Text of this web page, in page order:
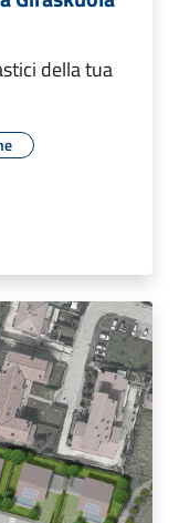
della tua